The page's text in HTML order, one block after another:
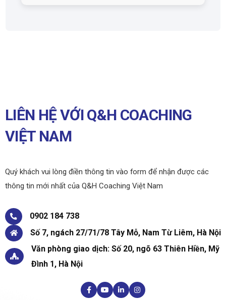
LIÊN HỆ VỚI Q&H COACHING
VIỆT NAM
Quý khách vui lòng điền thông tin vào form để nhận được các
thông tin mới nhất của Q&H Coaching Việt Nam
0902 184 738
Số 7, ngách 27/71/78 Tây Mỗ, Nam Từ Liêm, Hà Nội
Văn phòng giao dịch: Số 20, ngõ 63 Thiên Hiền, Mỹ
Đình 1, Hà Nội